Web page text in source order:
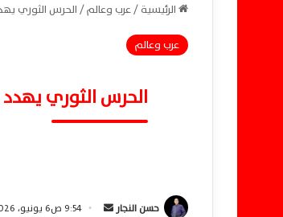
الرئيسية/عرب وعالم/الحرس الثوري
عرب وعالم
الحرس الثوري يهدد
حسن النجار 9:54 ص6 يونيو، 2026